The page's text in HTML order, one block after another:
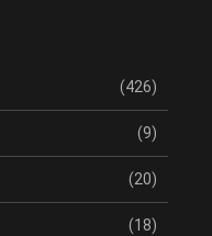
(426)
(9)
(20)
(18)